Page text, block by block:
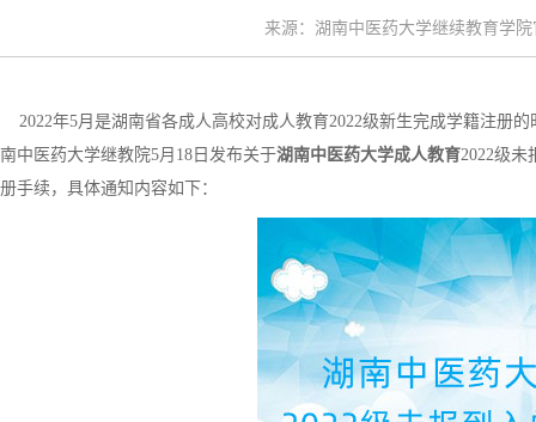
来源：湖南中医药大学继续教育学
2022年5月是湖南省各成人高校对成人教育2022级新生完成学籍注册
南中医药大学继教院5月18日发布关于湖南中医药大学成人教育2022级未
册手续，具体通知内容如下：